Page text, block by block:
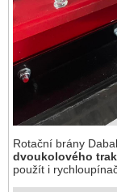
Rotační brány
dvoukolového
použít i